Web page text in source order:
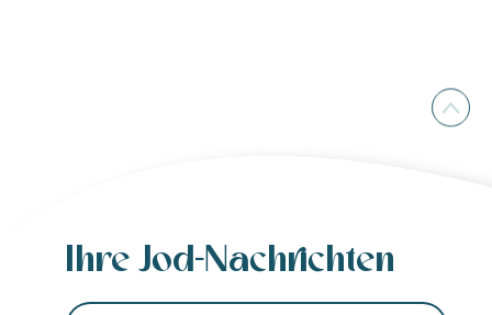
Ihre Jod-Nachrichten